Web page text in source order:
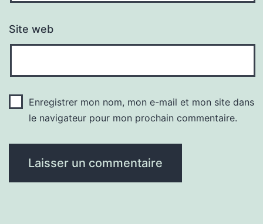
Site web
Enregistrer mon nom, mon e-mail et mon site dans
le navigateur pour mon prochain commentaire.